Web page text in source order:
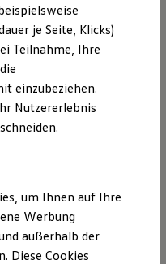
§ 55 Abs. 2 RStV:
je Seite, Klicks)
Teilnahme, Ihre
einzubeziehen.
Nutzererlebnis
um Ihnen auf Ihre
Werbung
außerhalb der
Diese Cookies